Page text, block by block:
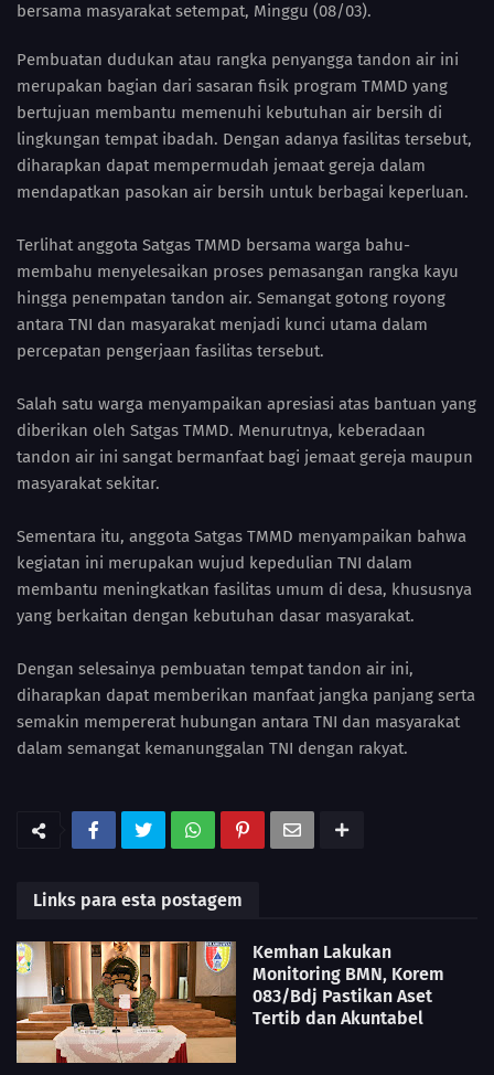
bersama masyarakat setempat, Minggu (08/03).
Pembuatan dudukan atau rangka penyangga tandon air ini
merupakan bagian dari sasaran fisik program TMMD yang
bertujuan membantu memenuhi kebutuhan air bersih di
lingkungan tempat ibadah. Dengan adanya fasilitas tersebut,
diharapkan dapat mempermudah jemaat gereja dalam
mendapatkan pasokan air bersih untuk berbagai keperluan.
Terlihat anggota Satgas TMMD bersama warga bahu-
membahu menyelesaikan proses pemasangan rangka kayu
hingga penempatan tandon air. Semangat gotong royong
antara TNI dan masyarakat menjadi kunci utama dalam
percepatan pengerjaan fasilitas tersebut.
Salah satu warga menyampaikan apresiasi atas bantuan yang
diberikan oleh Satgas TMMD. Menurutnya, keberadaan
tandon air ini sangat bermanfaat bagi jemaat gereja maupun
masyarakat sekitar.
Sementara itu, anggota Satgas TMMD menyampaikan bahwa
kegiatan ini merupakan wujud kepedulian TNI dalam
membantu meningkatkan fasilitas umum di desa, khususnya
yang berkaitan dengan kebutuhan dasar masyarakat.
Dengan selesainya pembuatan tempat tandon air ini,
diharapkan dapat memberikan manfaat jangka panjang serta
semakin mempererat hubungan antara TNI dan masyarakat
dalam semangat kemanunggalan TNI dengan rakyat.
Links para esta postagem
Kemhan Lakukan
Monitoring BMN, Korem
083/Bdj Pastikan Aset
Tertib dan Akuntabel